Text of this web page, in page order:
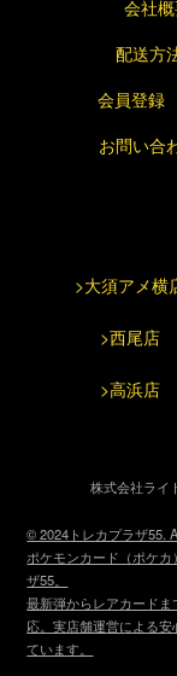
会社
配送方
会員登録
お問い合
>大須アメ横
>西尾店
>高浜店
株式会社ライ
© 2024トレカプラザ55.
ポケモンカード（ポケ
ザ55。
最新弾からレアカード
応。実店舗運営による
ています。